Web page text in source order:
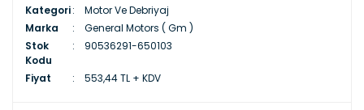
Kategori
Motor Ve Debriyaj
Marka
General Motors ( Gm )
Stok
Kodu
90536291-650103
Fiyat 553,44 TL + KDV